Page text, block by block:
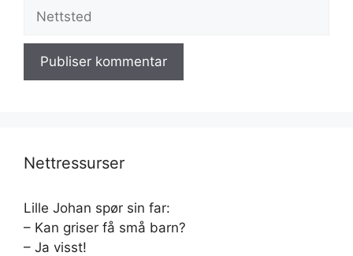
Nettressurser
Lille Johan spør sin far:
– Kan griser få små barn?
– Ja visst!